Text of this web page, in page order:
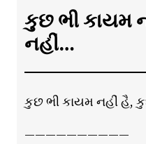
કુછ ભી કાયમ
નહીં…
કુછ ભી કાયમ નહીં હૈ,
——————————